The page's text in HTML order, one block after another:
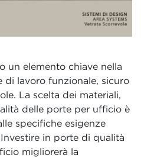
un elemento chiave nella
di lavoro funzionale, sicuro
La scelta dei materiali,
delle porte per ufficio è
specifiche esigenze
in porte di qualità
migliorerà la